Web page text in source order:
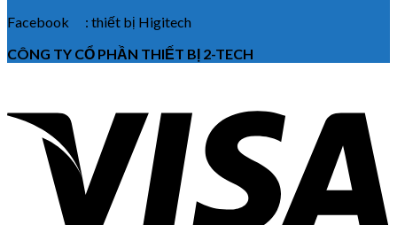
Facebook : thiết bị Higitech
CÔNG TY CỔ PHẦN THIẾT BỊ 2-TECH